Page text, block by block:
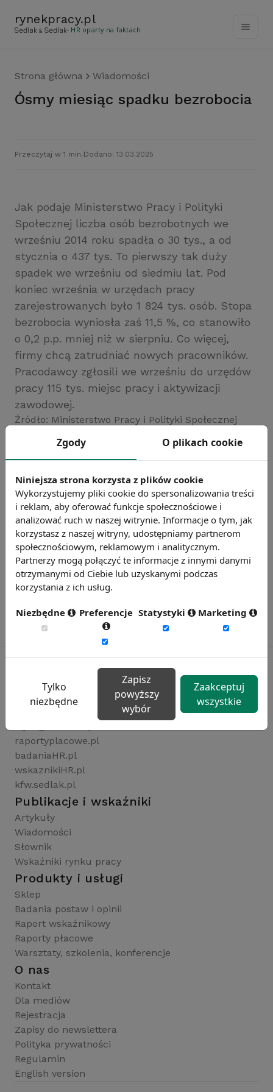
rynekpracy.pl
- HR oparty na faktach
Strona główna Wiadomości
Ósmy miesiąc spadku bezrobocia
Przeczytaj w 1 min. Dodano: 13.03.2025
Jak podaje Ministerstwo Pracy i Polityki
Społecznej liczba osób bezrobotnych we
wrześniu 2014 roku spadła o 30 tys., a od
stycznia o 437 tys. To pierwszy tak duży
spadek we wrześniu od siedmiu lat. Pod
koniec września w urzędach pracy
zarejestrowanych było 1 824 tys. osób. Stopa
bezrobocia wyniosła zaś 11,5 %, co stanowiło
o 0,2 p.p. mniej niż w sierpniu. Co więcej,
firmy chcą zatrudniać nowych pracowników.
Pracodawcy zgłosili we wrześniu do urzędów
pracy 115 tys. miejsc pracy i aktywizacji
zawodowej.
Źródło: Ministerstwo Pracy i Polityki Społecznej
Chcesz wiedzieć więcej?
Zobacz więcej wiadomości
Rynekpracy.pl
raportyplacowe.pl
badaniaHR.pl
wskaznikiHR.pl
kfw.sedlak.pl
Publikacje i wskaźniki
Artykuły
Wiadomości
Słownik
Wskaźniki rynku pracy
Produkty i usługi
Sklep
Badania postaw i opinii
Raport wskaźnikowy
Raporty płacowe
Warsztaty, szkolenia, konferencje
O nas
Kontakt
Dla mediów
Rejestracja
Zapisy do newslettera
Polityka prywatności
Regulamin
English version
Zgody O plikach cookie
Niniejsza strona korzysta z plików cookie
Wykorzystujemy pliki cookie do spersonalizowania treści
i reklam, aby oferować funkcje społecznościowe i
analizować ruch w naszej witrynie. Informacje o tym, jak
korzystasz z naszej witryny, udostępniamy partnerom
społecznościowym, reklamowym i analitycznym.
Partnerzy mogą połączyć te informacje z innymi danymi
otrzymanymi od Ciebie lub uzyskanymi podczas
korzystania z ich usług.
Niezbędne Preferencje Statystyki Marketing
Tylko
niezbędne
Zapisz
powyższy
wybór
Zaakceptuj
wszystkie